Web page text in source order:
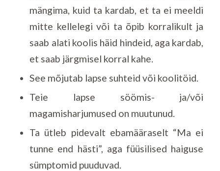
mängima, kuid ta kardab, et ta ei meeldi
mitte kellelegi või ta õpib korralikult ja
saab alati koolis häid hindeid, aga kardab,
et saab järgmisel korral kahe.
See mõjutab lapse suhteid või koolitöid.
Teie lapse söömis- ja/või
magamisharjumused on muutunud.
Ta ütleb pidevalt ebamääraselt “Ma ei
tunne end hästi”, aga füüsilised haiguse
sümptomid puuduvad.